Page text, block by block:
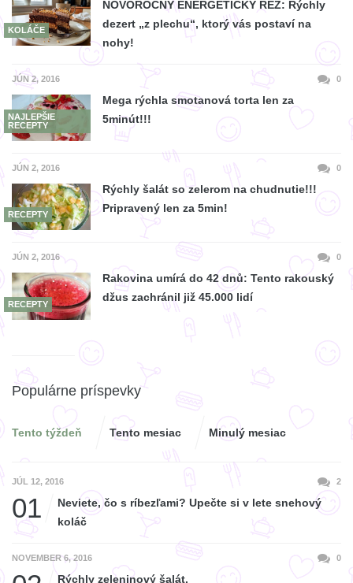
KOLÁČE
NOVOROČNÝ ENERGETICKÝ REZ: Rýchly
dezert „z plechu“, ktorý vás postaví na
nohy!
JÚN 2, 2016 0
NAJLEPŠIE
RECEPTY
Mega rýchla smotanová torta len za
5minút!!!
JÚN 2, 2016 0
RECEPTY
Rýchly šalát so zelerom na chudnutie!!!
Pripravený len za 5min!
JÚN 2, 2016 0
RECEPTY
Rakovina umírá do 42 dnů: Tento rakouský
džus zachránil již 45.000 lidí
Populárne príspevky
Tento týždeň Tento mesiac Minulý mesiac
JÚL 12, 2016 2
01
Neviete, čo s ríbezľami? Upečte si v lete snehový
koláč
NOVEMBER 6, 2016 0
Rýchly zeleninový šalát.